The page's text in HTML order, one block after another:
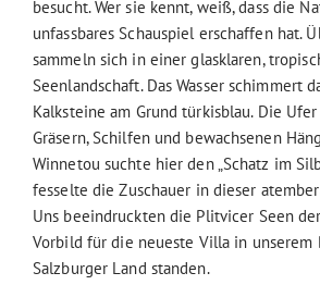
besucht. Wer sie kennt, weiß, dass die
unfassbares Schauspiel erschaffen hat.
sammeln sich in einer glasklaren,
Seenlandschaft. Das Wasser schimmert
Kalksteine am Grund türkisblau. Die
Gräsern, Schilfen und bewachsenen
Winnetou suchte hier den „Schatz im
fesselte die Zuschauer in dieser
Uns beeindruckten die Plitvicer Seen
Vorbild für die neueste Villa in unserem
Salzburger Land standen.